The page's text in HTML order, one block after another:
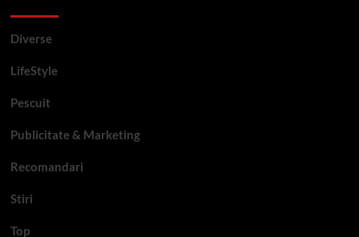
Diverse
LifeStyle
Pescuit
Publicitate & Marketing
Recomandari
Stiri
Top